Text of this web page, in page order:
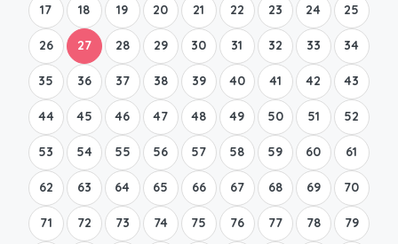
17 18 19 20 21 22 23 24 25
26 27 28 29 30 31 32 33 34
35 36 37 38 39 40 41 42 43
44 45 46 47 48 49 50 51 52
53 54 55 56 57 58 59 60 61
62 63 64 65 66 67 68 69 70
71 72 73 74 75 76 77 78 79